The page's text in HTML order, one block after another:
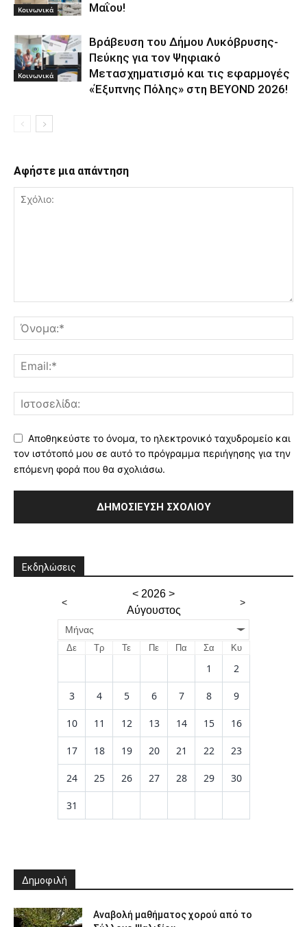
Κοινωνικά
Μαΐου!
Κοινωνικά
Βράβευση του Δήμου Λυκόβρυσης-
Πεύκης για τον Ψηφιακό
Μετασχηματισμό και τις εφαρμογές
«Έξυπνης Πόλης» στη BEYOND 2026!
Αφήστε μια απάντηση
Αποθηκεύστε το όνομα, το ηλεκτρονικό ταχυδρομείο και
τον ιστότοπό μου σε αυτό το πρόγραμμα περιήγησης για την
επόμενη φορά που θα σχολιάσω.
Εκδηλώσεις
<
< 2026 >
Αύγουστος
>
Μήνας
Δε Τρ Τε Πε Πα Σα Κυ
1 2
3 4 5 6 7 8 9
10 11 12 13 14 15 16
17 18 19 20 21 22 23
24 25 26 27 28 29 30
31
Δημοφιλή
Αναβολή μαθήματος χορού από το